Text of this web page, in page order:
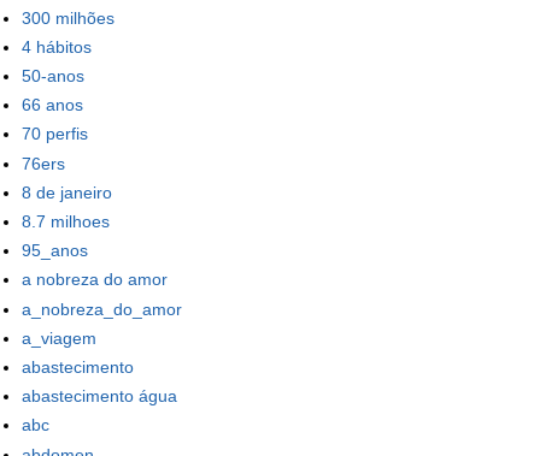
300 milhões
4 hábitos
50-anos
66 anos
70 perfis
76ers
8 de janeiro
8.7 milhoes
95_anos
a nobreza do amor
a_nobreza_do_amor
a_viagem
abastecimento
abastecimento água
abc